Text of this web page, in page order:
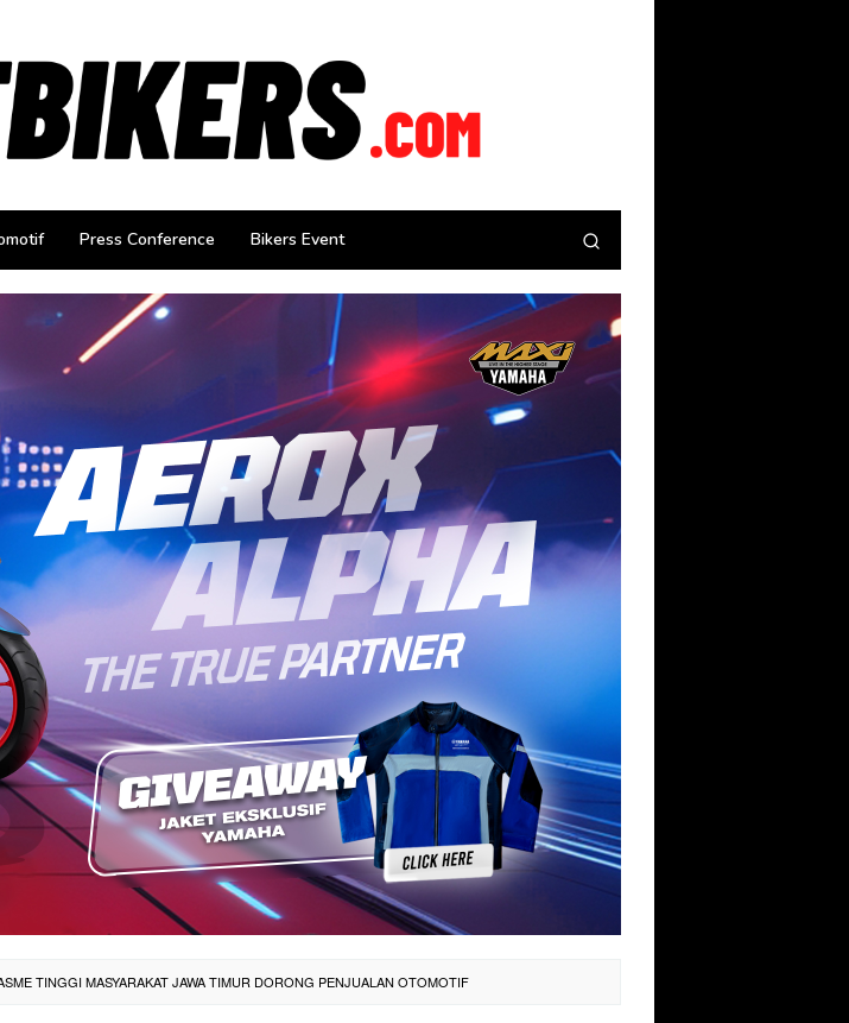
Press Conference Bikers Event
TINGGI MASYARAKAT JAWA TIMUR DORONG PENJUALAN OTOMOTIF